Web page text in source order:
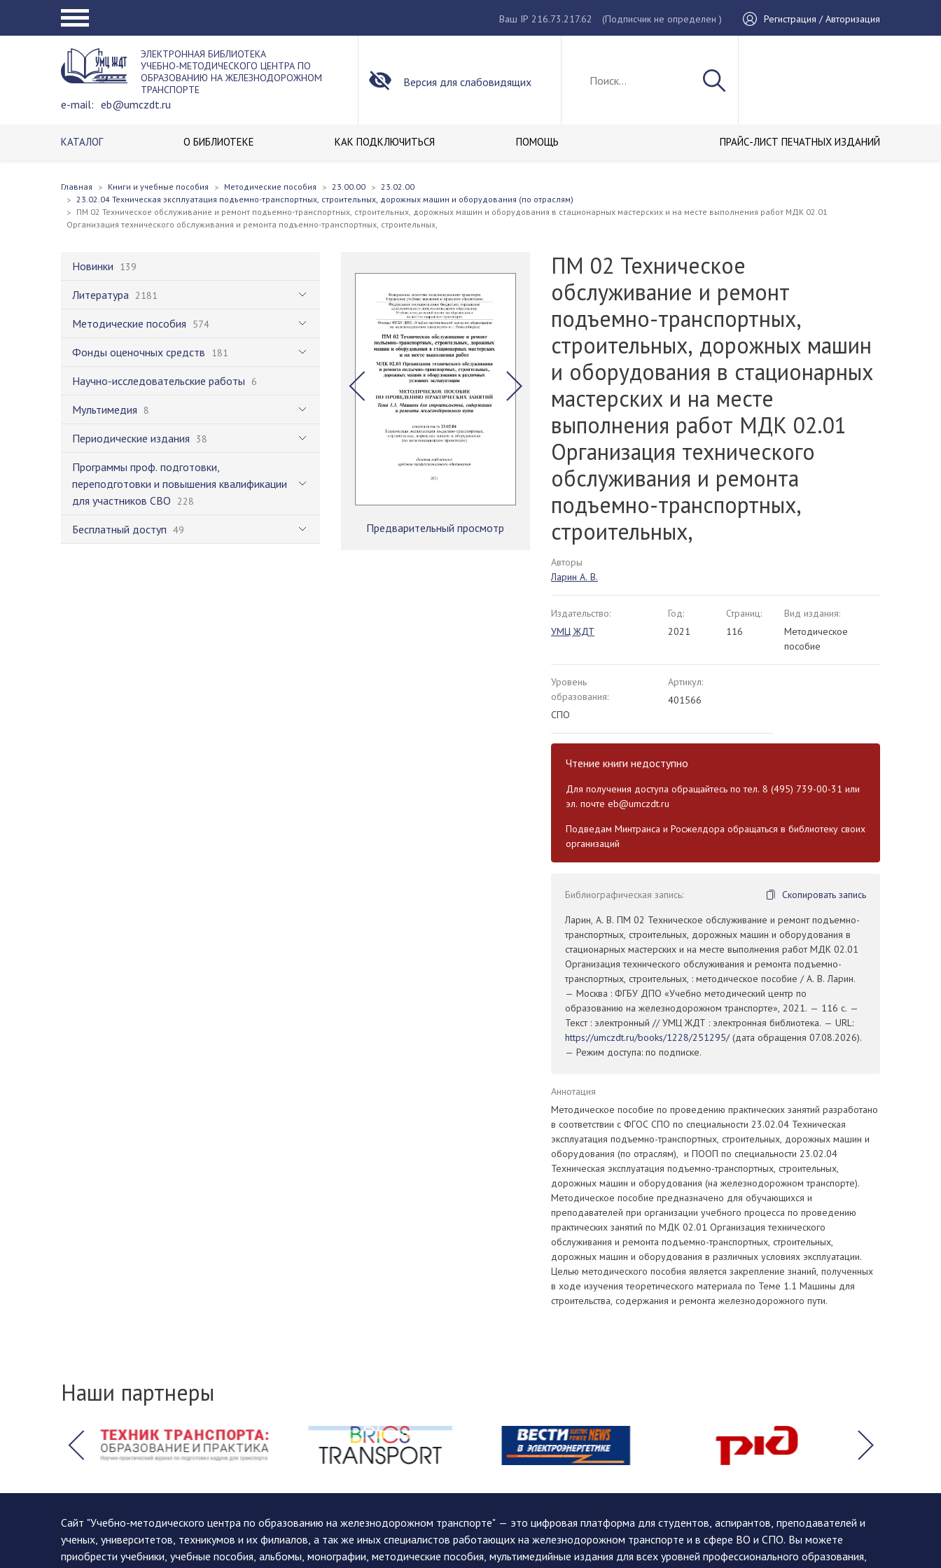
Ваш IP 216.73.217.62 (Подписчик не определен ) Регистрация / Авторизация
ЭЛЕКТРОННАЯ БИБЛИОТЕКА
УЧЕБНО-МЕТОДИЧЕСКОГО ЦЕНТРА ПО
ОБРАЗОВАНИЮ НА ЖЕЛЕЗНОДОРОЖНОМ
ТРАНСПОРТЕ
e-mail: eb@umczdt.ru
Версия для слабовидящих
КАТАЛОГ О БИБЛИОТЕКЕ КАК ПОДКЛЮЧИТЬСЯ ПОМОЩЬ ПРАЙС-ЛИСТ ПЕЧАТНЫХ ИЗДАНИЙ
Главная Книги и учебные пособия Методические пособия 23.00.00
23.02.00
23.02.04 Техническая эксплуатация подъемно-транспортных, строительных, дорожных машин и оборудования (по отраслям)
ПМ 02 Техническое обслуживание и ремонт подъемно-транспортных, строительных, дорожных машин и оборудования в стационарных мастерских и на месте выполнения работ МДК 02.01
Организация технического обслуживания и ремонта подъемно-транспортных, строительных,
Новинки 139
Литература 2181
Методические пособия 574
Фонды оценочных средств 181
Научно-исследовательские работы 6
Мультимедия 8
Периодические издания 38
Программы проф. подготовки,
переподготовки и повышения квалификации
для участников СВО 228
Бесплатный доступ 49 Предварительный просмотр
ПМ 02 Техническое
обслуживание и ремонт
подъемно-транспортных,
строительных, дорожных машин
и оборудования в стационарных
мастерских и на месте
выполнения работ МДК 02.01
Организация технического
обслуживания и ремонта
подъемно-транспортных,
строительных,
Авторы
Ларин А. В.
Издательство:
УМЦ ЖДТ
Год:
2021
Страниц:
116
Вид издания:
Методическое
пособие
Уровень
образования:
СПО
Артикул:
401566
Чтение книги недоступно
Для получения доступа обращайтесь по тел. 8 (495) 739-00-31 или
эл. почте eb@umczdt.ru
Подведам Минтранса и Росжелдора обращаться в библиотеку своих
организаций
Библиографическая запись:
Скопировать запись
Ларин, А. В. ПМ 02 Техническое обслуживание и ремонт подъемно-
транспортных, строительных, дорожных машин и оборудования в
стационарных мастерских и на месте выполнения работ МДК 02.01
Организация технического обслуживания и ремонта подъемно-
транспортных, строительных, : методическое пособие / А. В. Ларин.
— Москва : ФГБУ ДПО «Учебно методический центр по
образованию на железнодорожном транспорте», 2021. — 116 с. —
Текст : электронный // УМЦ ЖДТ : электронная библиотека. — URL:
https://umczdt.ru/books/1228/251295/(дата обращения 07.08.2026).
— Режим доступа: по подписке.
Аннотация
Методическое пособие по проведению практических занятий разработано
в соответствии с ФГОС СПО по специальности 23.02.04 Техническая
эксплуатация подъемно-транспортных, строительных, дорожных машин и
оборудования (по отраслям), и ПООП по специальности 23.02.04
Техническая эксплуатация подъемно-транспортных, строительных,
дорожных машин и оборудования (на железнодорожном транспорте).
Методическое пособие предназначено для обучающихся и
преподавателей при организации учебного процесса по проведению
практических занятий по МДК 02.01 Организация технического
обслуживания и ремонта подъемно-транспортных, строительных,
дорожных машин и оборудования в различных условиях эксплуатации.
Целью методического пособия является закрепление знаний, полученных
в ходе изучения теоретического материала по Теме 1.1 Машины для
строительства, содержания и ремонта железнодорожного пути.
Наши партнеры
Сайт "Учебно-методического центра по образованию на железнодорожном транспорте" — это цифровая платформа для студентов, аспирантов, преподавателей и
ученых, университетов, техникумов и их филиалов, а так же иных специалистов работающих на железнодорожном транспорте и в сфере ВО и СПО. Вы можете
приобрести учебники, учебные пособия, альбомы, монографии, методические пособия, мультимедийные издания для всех уровней профессионального образования,